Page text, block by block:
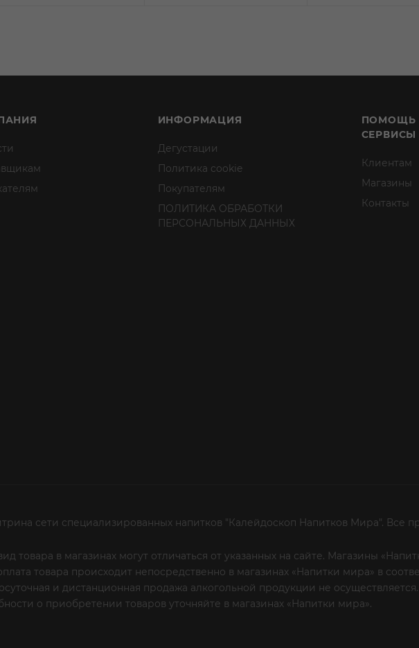
ИНФОРМАЦИЯ
Дегустации
Политика cookie
Покупателям
ПОЛИТИКА ОБРАБОТКИ
ПЕРСОНАЛЬНЫХ ДАННЫХ
ПОМОЩЬ
СЕРВИСЫ
Клиентам
Магазины
Контакты
сети специализированных напитков "Калейдоскоп Напитков Мира". Все
товара в магазинах могут отличаться от указанных на сайте. Магазины
товара происходит непосредственно в магазинах «Напитки мира» в
и дистанционная продажа алкогольной продукции не
о приобретении товаров уточняйте в магазинах «Напитки мира».